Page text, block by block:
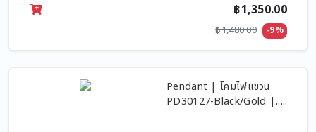
฿1,350.00
฿1,480.00 -9%
Pendant | โคมไฟแขวน
PD30127-Black/Gold |.....